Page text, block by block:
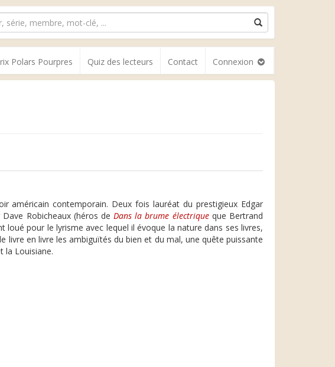
Polars Pourpres Quiz des lecteurs Contact Connexion
américain contemporain. Deux fois lauréat du prestigieux Edgar
Dave Robicheaux (héros deDans la brume électriqueque Bertrand
loué pour le lyrisme avec lequel il évoque la nature dans ses livres,
livre en livre les ambiguïtés du bien et du mal, une quête puissante
la Louisiane.